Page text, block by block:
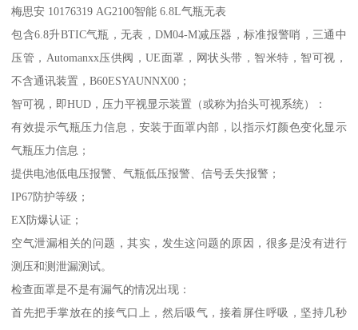
梅思安 10176319 AG2100智能 6.8L气瓶无表
包含6.8升BTIC气瓶，无表，DM04-M减压器，标准报警哨，三通中
压管，Automanxx压供阀，UE面罩，网状头带，智米特，智可视，
不含通讯装置，B60ESYAUNNX00；
智可视，即HUD，压力平视显示装置（或称为抬头可视系统）：
有效提示气瓶压力信息，安装于面罩内部，以指示灯颜色变化显示
气瓶压力信息；
提供电池低电压报警、气瓶低压报警、信号丢失报警；
IP67防护等级；
EX防爆认证；
空气泄漏相关的问题，其实，发生这问题的原因，很多是没有进行
测压和测泄漏测试。
检查面罩是不是有漏气的情况出现：
首先把手掌放在的接气口上，然后吸气，接着屏住呼吸，坚持几秒